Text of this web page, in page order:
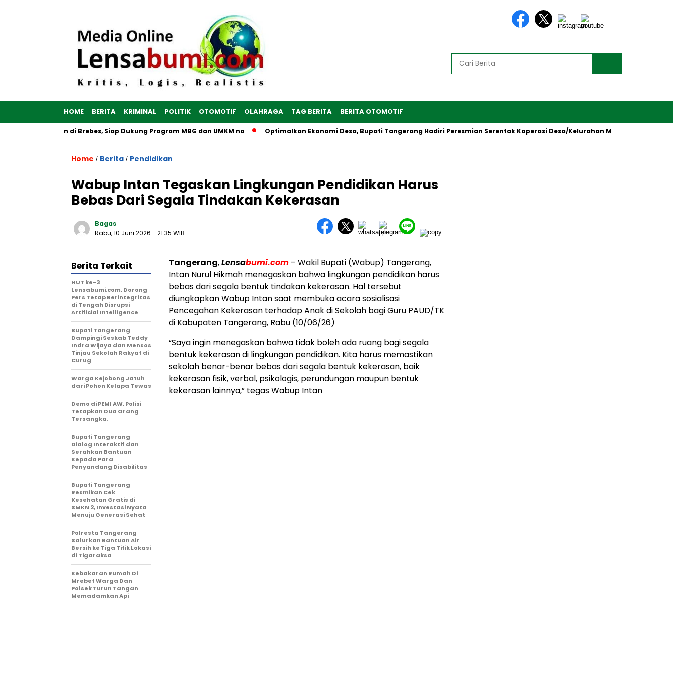
HOME BERITA KRIMINAL POLITIK OTOMOTIF OLAHRAGA TAG BERITA BERITA OTOMOTIF
Dibangun di Brebes, Siap Dukung Program MBG dan UMKM no Optimalkan Ekonomi Desa, Bupati Tangerang Hadiri Peresmian Serentak Koperasi Desa/Kelurahan Merah Putih oleh
Home / Berita / Pendidikan
Wabup Intan Tegaskan Lingkungan Pendidikan Harus
Bebas Dari Segala Tindakan Kekerasan
Bagas
Rabu, 10 Juni 2026 - 21:35 WIB
Tangerang,Lensabumi.com – Wakil Bupati (Wabup) Tangerang,
Intan Nurul Hikmah menegaskan bahwa lingkungan pendidikan harus
bebas dari segala bentuk tindakan kekerasan. Hal tersebut
diungkapkan Wabup Intan saat membuka acara sosialisasi
Pencegahan Kekerasan terhadap Anak di Sekolah bagi Guru PAUD/TK
di Kabupaten Tangerang, Rabu (10/06/26)
“Saya ingin menegaskan bahwa tidak boleh ada ruang bagi segala
bentuk kekerasan di lingkungan pendidikan. Kita harus memastikan
sekolah benar-benar bebas dari segala bentuk kekerasan, baik
kekerasan fisik, verbal, psikologis, perundungan maupun bentuk
kekerasan lainnya,” tegas Wabup Intan
Berita Terkait
HUT ke-3
Lensabumi.com, Dorong
Pers Tetap Berintegritas
di Tengah Disrupsi
Artificial Intelligence
Bupati Tangerang
Dampingi Seskab Teddy
Indra Wijaya dan Mensos
Tinjau Sekolah Rakyat di
Curug
Warga Kejobong Jatuh
dari Pohon Kelapa Tewas
Demo di PEMI AW, Polisi
Tetapkan Dua Orang
Tersangka.
Bupati Tangerang
Dialog Interaktif dan
Serahkan Bantuan
Kepada Para
Penyandang Disabilitas
‎Bupati Tangerang
Resmikan Cek
Kesehatan Gratis di
SMKN 2, Investasi Nyata
Menuju Generasi Sehat
Polresta Tangerang
Salurkan Bantuan Air
Bersih ke Tiga Titik Lokasi
di Tigaraksa
Kebakaran Rumah Di
Mrebet Warga Dan
Polsek Turun Tangan
Memadamkan Api